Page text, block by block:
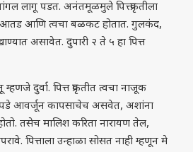
लागू पडत. अनंतमूळमुले पित्त्प्रकृतीला
आणि त्वचा बळकट होतात. गुलकंद,
असावेत. दुपारी २ ते ५ हा पित्त
दुर्वा. पित्त प्रकृतीत त्वचा नाजूक
आवर्जून कापसाचेच असवेत, अशांना
तसेच मालिश करिता नारायण तेल,
पित्ताला उन्हाळा सोसत नाही म्हणून मे